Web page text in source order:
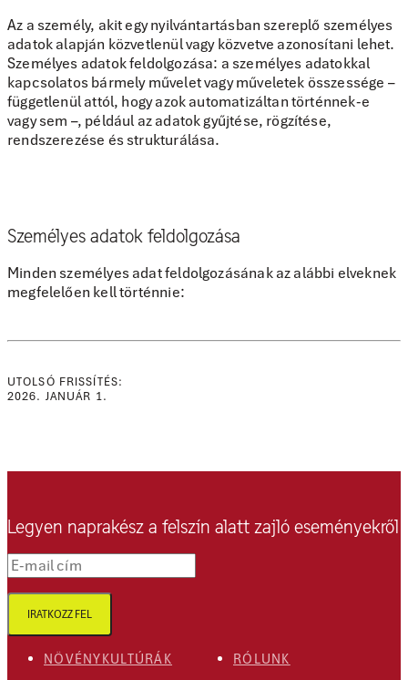
Az a személy, akit egy nyilvántartásban szereplő személyes
adatok alapján közvetlenül vagy közvetve azonosítani lehet.
Személyes adatok feldolgozása: a személyes adatokkal
kapcsolatos bármely művelet vagy műveletek összessége –
függetlenül attól, hogy azok automatizáltan történnek-e
vagy sem –, például az adatok gyűjtése, rögzítése,
rendszerezése és strukturálása.
Személyes adatok feldolgozása
Minden személyes adat feldolgozásának az alábbi elveknek
megfelelően kell történnie:
UTOLSÓ FRISSÍTÉS:
2026. JANUÁR 1.
NÖVÉNYKULTÚRÁK
RÓLUNK
Legyen naprakész a felszín alatt zajló eseményekről
E-mail cím
IRATKOZZ FEL